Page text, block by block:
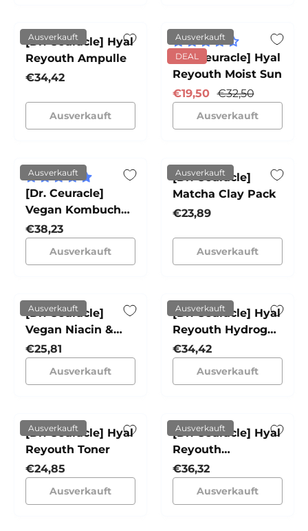
Ausverkauft
[Dr. Ceuracle] Hyal
Reyouth Ampulle
Normaler Preis
€34,42
Ausverkauft
Ausverkauft
DEAL
[Dr. Ceuracle] Hyal
Reyouth Moist Sun
Verkaufspreis
€19,50 Normaler Preis
€32,50
Ausverkauft
Ausverkauft
[Dr. Ceuracle]
Vegan Kombucha
Tea Gel Cream
Normaler Preis
€38,23
Ausverkauft
Ausverkauft
[Dr. Ceuracle]
Matcha Clay Pack
Normaler Preis
€23,89
Ausverkauft
Ausverkauft
[Dr. Ceuracle]
Vegan Niacin &
Rice Ampulle
Normaler Preis
€25,81
Ausverkauft
Ausverkauft
[Dr. Ceuracle] Hyal
Reyouth Hydrogel
Eye Mask
Normaler Preis
€34,42
Ausverkauft
Ausverkauft
[Dr. Ceuracle] Hyal
Reyouth Toner
Normaler Preis
€24,85
Ausverkauft
Ausverkauft
[Dr. Ceuracle] Hyal
Reyouth
Nachtcreme
Normaler Preis
€36,32
Ausverkauft